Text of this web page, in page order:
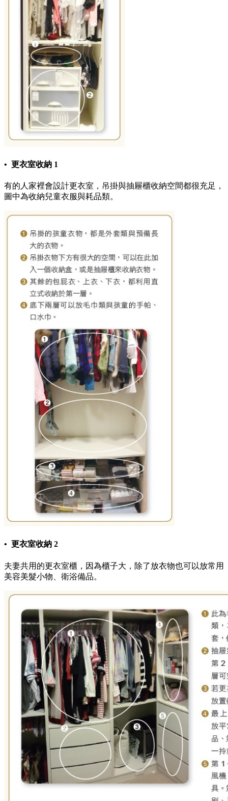
• 更衣室收納 1
有的人家裡會設計更衣室，吊掛與抽屜櫃收納空間都很充足，
圖中為收納兒童衣服與耗品類。
• 更衣室收納 2
夫妻共用的更衣室櫃，因為櫃子大，除了放衣物也可以放常用
美容美髮小物、衛浴備品。